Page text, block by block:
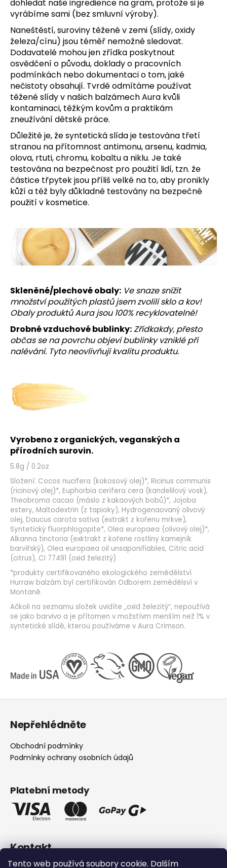
Tento web používá soubory cookie. Dalším
dohledat naše ingredience na gram, protože si je
vyrábíme sami (bez smluvní výroby).
Naneštěstí, suroviny těžené v zemi (slídy, oxidy
železa/cínu) jsou téměř nemožné sledovat.
Dodavatelé mohou jen zřídka poskytnout
osvědčení o původu, doklady o pracovních
podmínkách nebo dokumentaci o tom, jaké
nečistoty obsahují. Tvrdě odmítáme používat
těžené slídy v našich balzámech Aura kvůli
kontaminaci, těžkým kovům a praktikám
zneužívání dětské práce.
Důležité je, že syntetická slída je testována třetí
stranou na přítomnost antimonu, arsenu, kadmia,
olova, rtuti, chromu, kobaltu a niklu. Je také
testována na bezpečnost pro použití lidí, tzn. že
částice třpytek jsou příliš velké na to, aby pronikly
kůží a též byly důkladně testovány na bezpečné
použití v kosmetice.
Skleněné/plechové obaly: Ve snaze snížit
množství použitých plastů jsem zvolili sklo a kov!
Obaly produktů Aura jsou 100% recyklovatelné!
Drobné vzduchové bublinky:Zřídkakdy, přesto
občas se na povrchu objeví bublinky vzniklé při
nalévání. Tyto neovlivňují kvalitu produktu.
Vyrobeno z organických, veganských a
přírodních surovin.
5.8g / 0.2oz
Složení: Cocos nucifera (kokosový olej)*, Ricinus communis
(ricinový olej)*, Euphorbia cerifera cera (kandelilový vosk),
Theobroma cacao (máslo z kakaových bobů)*, Jojoba
estery, Maltodextrin (z tapioky), Hydrogenaovaný olivový
olej, Daucus carota sativa (extrakt z kořenu mrkve),
Syntetický fluorphlogopite*, Olea europaea (olivový olej)*,
Alkanna tinctoria (exktrakt z kořene rostliny kamejník
barvířský), Olea europaea oil unsaponifiables, Citric acid
(citrus), CI 77491 (oxid železitý)
*produkty certifikovaného ekologického zemědělství
Hurraw balzám byl certifikován Odborem zemědělsví v
Montaně.
Ačkoli na seznamu složek uvidíte „oxid železitý“, nepoužívá
se jako barvivo a je přítomen v možstívm menším než 1% v
syntetické slídě, kterou používáme v Aura Crimson.
Nepřehlédněte
Obchodní podmínky
Podmínky ochrany osobních údajů
Platební metody
Kontakt